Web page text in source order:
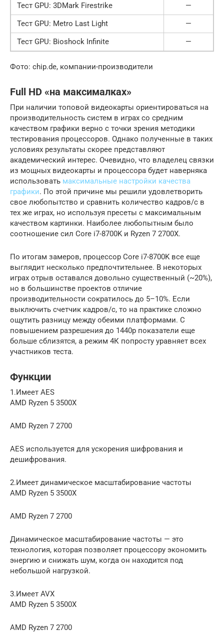
Тест GPU: 3DMark Firestrike
—
Тест GPU: Metro Last Light
—
Тест GPU: Bioshock Infinite
—
Фото: chip.de, компании-производители
Full HD «на максималках»
При наличии топовой видеокарты ориентироваться на
производительность систем в играх со средним
качеством графики верно с точки зрения методики
тестирования процессоров. Однако полученные в таких
условиях результаты скорее представляют
академический интерес. Очевидно, что владелец связки
из мощных видеокарты и процессора будет наверняка
использовать максимальные настройки качества
графики. По этой причине мы решили удовлетворить
свое любопытство и сравнить количество кадров/c в
тех же играх, но используя пресеты с максимальным
качеством картинки. Наиболее любопытным было
соотношение сил Core i7-8700K и Ryzen 7 2700X.
По итогам замеров, процессор Core i7-8700K все еще
выглядит несколько предпочтительнее. В некоторых
играх отрыв оставался довольно существенный (~20%),
но в большинстве проектов отличие
производительности сократилось до 5–10%. Если
выключить счетчик кадров/c, то на практике сложно
ощутить разницу между обеими платформами. С
повышением разрешения до 1440p показатели еще
больше сблизятся, а режим 4К попросту уравняет всех
участников теста.
Функции
1.Имеет AES
AMD Ryzen 5 3500X
AMD Ryzen 7 2700
AES используется для ускорения шифрования и
дешифрования.
2.Имеет динамическое масштабирование частоты
AMD Ryzen 5 3500X
AMD Ryzen 7 2700
Динамическое масштабирование частоты — это
технология, которая позволяет процессору экономить
энергию и снижать шум, когда он находится под
небольшой нагрузкой.
3.Имеет AVX
AMD Ryzen 5 3500X
AMD Ryzen 7 2700